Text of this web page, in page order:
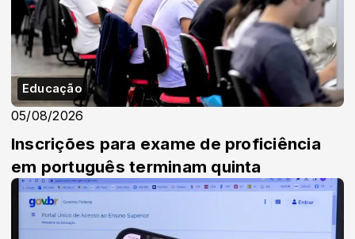
Educação
05/08/2026
Inscrições para exame de proficiência
em português terminam quinta